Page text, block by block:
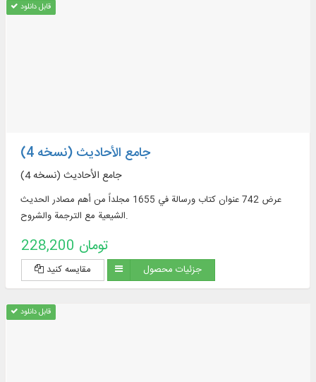
قابل دانلود
جامع الأحادیث (نسخه 4)
جامع الأحادیث (نسخه 4)
عرض 742 عنوان كتاب ورسالة في 1655 مجلداً من أهم مصادر الحديث
الشيعية مع الترجمة والشروح.
228,200 تومان
مقایسه کنید جزئیات محصول
قابل دانلود